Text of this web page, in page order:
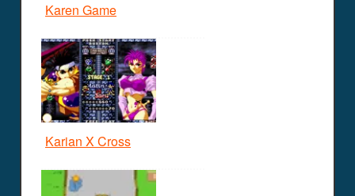
Karen Game
Karian X Cross